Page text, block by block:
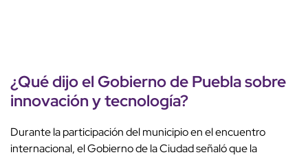
¿Qué dijo el Gobierno de Puebla sobre
innovaciónytecnología?
Durante la participación del municipio en el encuentro
internacional, el Gobierno de la Ciudad señaló que la